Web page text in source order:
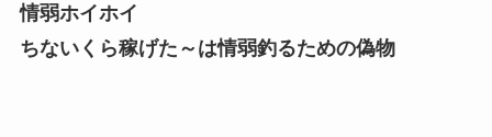
情弱ホイホイ
ちないくら稼げた～は情弱釣るための偽物